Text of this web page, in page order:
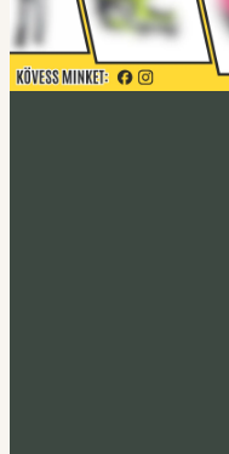
Acerbis akció
Fedezd fel